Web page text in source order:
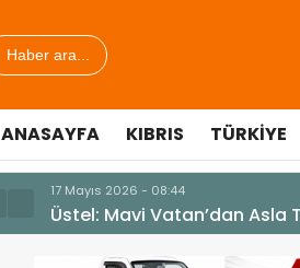
Haber ara...
ANASAYFA KIBRIS TÜRKIYE
10 Temmuz 2026 - 18:49
Cumhurbaşkanı Erhürman